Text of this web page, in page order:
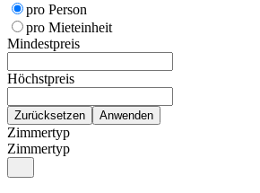
pro Person
pro Mieteinheit
Mindestpreis
Höchstpreis
Zimmertyp
Zimmertyp